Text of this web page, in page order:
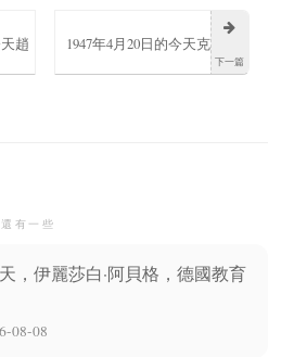
趙
下一篇
1947年4月20日的今天克
有一些
，伊麗莎白·阿貝格，德國教育
08-08